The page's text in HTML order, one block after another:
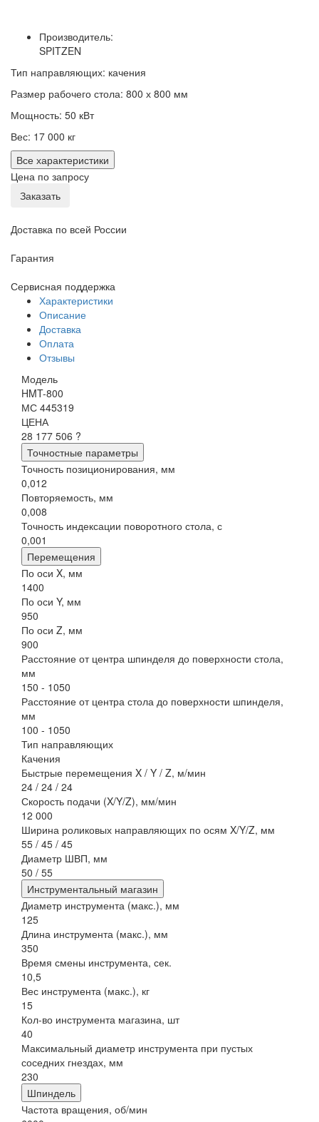
Производитель:
SPITZEN
Тип направляющих: качения
Размер рабочего стола: 800 х 800 мм
Мощность: 50 кВт
Вес: 17 000 кг
Все характеристики
Цена по запросу
Заказать
Доставка по всей России
Гарантия
Сервисная поддержка
Характеристики
Описание
Доставка
Оплата
Отзывы
Модель
HMT-800
МС 445319
ЦЕНА
28 177 506 ?
Точностные параметры
Точность позиционирования, мм
0,012
Повторяемость, мм
0,008
Точность индексации поворотного стола, с
0,001
Перемещения
По оси X, мм
1400
По оси Y, мм
950
По оси Z, мм
900
Расстояние от центра шпинделя до поверхности стола,
мм
150 - 1050
Расстояние от центра стола до поверхности шпинделя,
мм
100 - 1050
Тип направляющих
Качения
Быстрые перемещения X / Y / Z, м/мин
24 / 24 / 24
Скорость подачи (X/Y/Z), мм/мин
12 000
Ширина роликовых направляющих по осям X/Y/Z, мм
55 / 45 / 45
Диаметр ШВП, мм
50 / 55
Инструментальный магазин
Диаметр инструмента (макс.), мм
125
Длина инструмента (макс.), мм
350
Время смены инструмента, сек.
10,5
Вес инструмента (макс.), кг
15
Кол-во инструмента магазина, шт
40
Максимальный диаметр инструмента при пустых
соседних гнездах, мм
230
Шпиндель
Частота вращения, об/мин